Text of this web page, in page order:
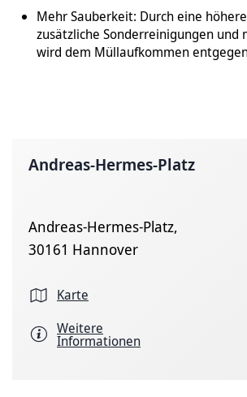
Mehr Sauberkeit: Durch eine
zusätzliche Sonderreinigungen und
wird dem Müllaufkommen
Andreas-Hermes-Platz
Andreas-Hermes-Platz,
30161 Hannover
Karte
Weitere
Informationen